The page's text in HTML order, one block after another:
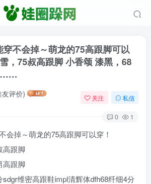
不会掉～萌龙的75高跟脚可以
，75叔高跟脚 小香颂 漆黑，68
……
评价) 关注 私信
0 1
会掉～萌龙的75高跟脚可以穿！
高跟脚
高跟脚
维密高跟鞋impl清辉体dfh68纤细4分